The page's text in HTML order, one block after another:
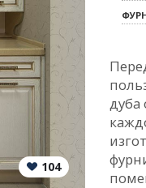
104
дуба